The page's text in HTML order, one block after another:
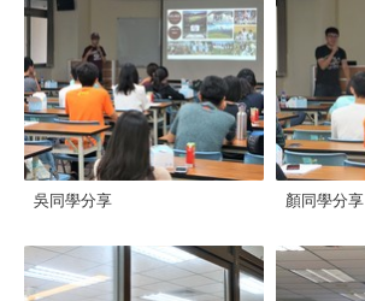
吳同學分享 顏同學分享